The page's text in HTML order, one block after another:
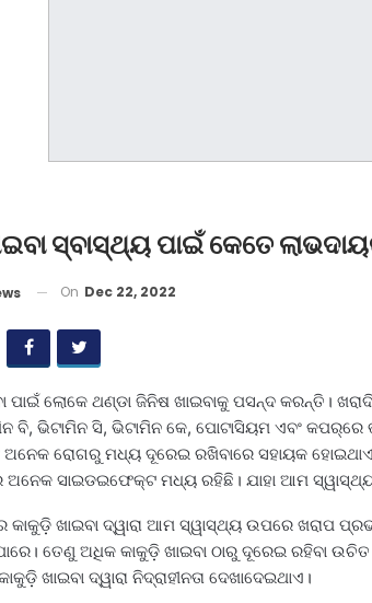
ସ୍ବାସ୍ଥ୍ୟ ପାଇଁ କେତେ
On Dec 22, 2022
ପାଇଁ ଲୋକେ ଥଣ୍ଡା ଜିନିଷ ଖାଇବାକୁ ପସନ୍ଦ କରନ୍ତି।
ବି, ଭିଟାମିନ ସି, ଭିଟାମିନ କେ, ପୋଟାସିୟମ ଏବଂ
ଅନେକ ରୋଗରୁ ମଧ୍ୟ ଦୂରେଇ ରଖିବାରେ ସହାୟକ
ଅନେକ ସାଇଡଇଫେକ୍ଟ ମଧ୍ୟ ରହିଛି। ଯାହା ଆମ
କାକୁଡ଼ି ଖାଇବା ଦ୍ୱାରା ଆମ ସ୍ୱାସ୍ଥ୍ୟ ଉପରେ ଖରାପ
ତେଣୁ ଅଧିକ କାକୁଡ଼ି ଖାଇବା ଠାରୁ ଦୂରେଇ ରହିବା
ଖାଇବା ଦ୍ୱାରା ନିଦ୍ରାହୀନତା ଦେଖାଦେଇଥାଏ।